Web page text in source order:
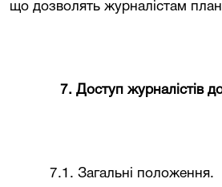
що дозволять журналістам
7. Доступ журналістів
7.1. Загальні положення.